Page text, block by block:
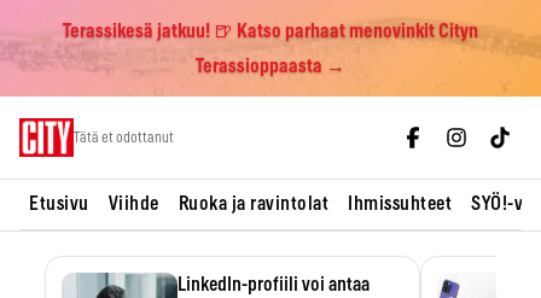
Terassikesä jatkuu! 🍺 Katso parhaat menovinkit Cityn
Terassioppaasta →
Tätä et odottanut
Etusivu Viihde Ruoka ja ravintolat Ihmissuhteet SYÖ!-
LinkedIn-profiili voi antaa